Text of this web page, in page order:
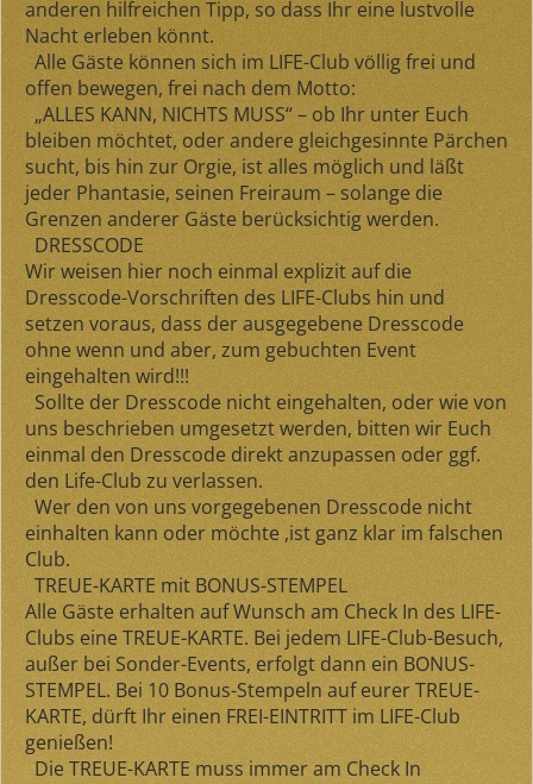
anderen hilfreichen Tipp, so dass Ihr eine lustvolle
Nacht erleben könnt.
Alle Gäste können sich im LIFE-Club völlig frei und
offen bewegen, frei nach dem Motto:
„ALLES KANN, NICHTS MUSS“– ob Ihr unter Euch
bleiben möchtet, oder andere gleichgesinnte Pärchen
sucht, bis hin zur Orgie, ist alles möglich und läßt
jeder Phantasie, seinen Freiraum – solange die
Grenzen anderer Gäste berücksichtig werden.
DRESSCODE
Wir weisen hier noch einmal explizitauf die
Dresscode-Vorschriften des LIFE-Clubs hin und
setzen voraus, dass der ausgegebene Dresscode
ohne wenn und aber, zum gebuchten Event
eingehalten wird!!!
Sollte der Dresscode nicht eingehalten, oder wie von
uns beschrieben umgesetzt werden, bitten wir Euch
einmal den Dresscodedirektanzupassen oder ggf.
den Life-Club zu verlassen.
Wer den von uns vorgegebenen Dresscode nicht
einhalten kann oder möchte ,ist ganz klar im falschen
Club.
TREUE-KARTE mit BONUS-STEMPEL
Alle Gäste erhalten auf Wunsch am Check In des LIFE-
Clubs eineTREUE-KARTE. Bei jedem LIFE-Club-Besuch,
außer bei Sonder-Events, erfolgt dann ein BONUS-
STEMPEL. Bei 10 Bonus-Stempeln auf eurer TREUE-
KARTE, dürft Ihr einen FREI-EINTRITT im LIFE-Club
genießen!
Die TREUE-KARTE muss immer am Check In